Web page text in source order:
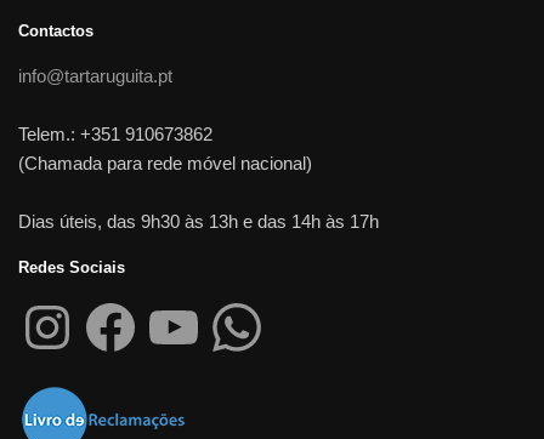
Contactos
info@tartaruguita.pt
Telem.: +351 910673862
(Chamada para rede móvel nacional)
Dias úteis, das 9h30 às 13h e das 14h às 17h
Redes Sociais